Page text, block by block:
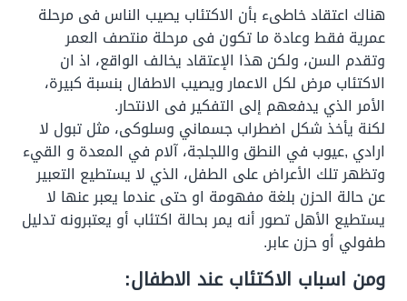
هناك اعتقاد خاطىء بأن الاكتئاب يصيب الناس فى مرحلة
عمرية فقط وعادة ما تكون فى مرحلة منتصف العمر
وتقدم السن، ولكن هذا الإعتقاد يخالف الواقع، اذ ان
الاكتئاب مرض لكل الاعمار ويصيب الاطفال بنسبة كبيرة،
الأمر الذي يدفعهم إلى التفكير فى الانتحار.
لكنة يأخذ شكل اضطراب جسماني وسلوكى، مثل تبول لا
ارادي ,عيوب في النطق واللجلجة، آلام في المعدة و القيء
وتظهر تلك الأعراض على الطفل، الذي لا يستطيع التعبير
عن حالة الحزن بلغة مفهومة او حتى عندما يعبر عنها لا
يستطيع الأهل تصور أنه يمر بحالة اكتئاب أو يعتبرونه تدليل
طفولي أو حزن عابر.
ومن اسباب الاكتئاب عند الاطفال: